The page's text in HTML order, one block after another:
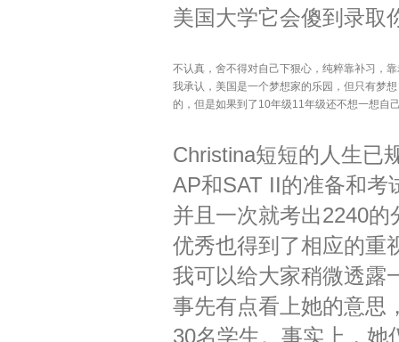
美国大学它会傻到录取
不认真，舍不得对自己下狠心，纯粹靠补习，
我承认，美国是一个梦想家的乐园，但只有梦
的，但是如果到了 10年级11年级还不想一想自
Christina短短的人生已
AP和SAT II的准备和考
并且一次就考出2240的
优秀也得到了相应的重
我可以给大家稍微透露
事先有点看上她的意思
30名学生。事实上，她